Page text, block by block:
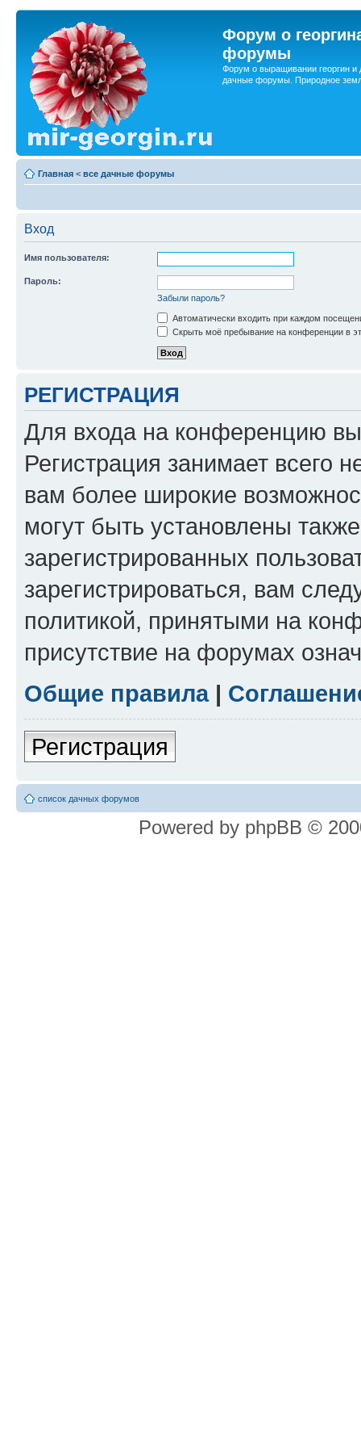
Форум о
форумы
Форум о выращивании георгин и
дачные форумы. Природное
Главная < все дачные форумы
Вход
Имя пользователя:
Пароль:
Забыли пароль?
Автоматически входить при каждом
Скрыть моё пребывание на конференции в
РЕГИСТРАЦИЯ
Для входа на конференцию
Регистрация занимает всего
вам более широкие
могут быть установлены
зарегистрированных
зарегистрироваться, вам
политикой, принятыми на
присутствие на форумах
Общие правила|
Регистрация
список дачных форумов
Powered by phpBB ©